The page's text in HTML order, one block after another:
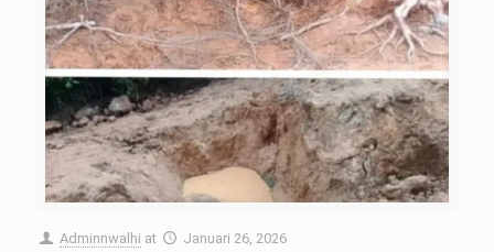
Adminnwalhi at Januari 26, 2026